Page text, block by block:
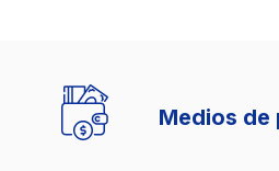
Medios de